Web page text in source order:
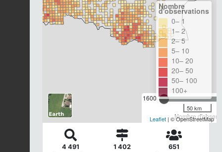
1600
Nombre
Nombre
d'observations
0– 1
1– 2
2– 5
5– 10
10– 20
20– 50
50– 100
100+
50 km
Leaflet | © OpenStreetMap
4 491 1 402 651